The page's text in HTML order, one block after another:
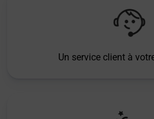
Un service client à